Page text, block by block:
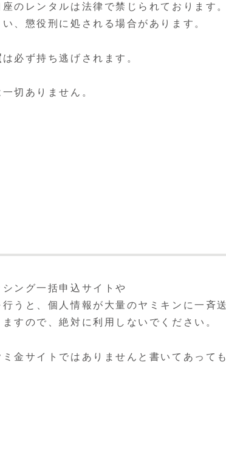
のレンタルは法律で禁じられております。
、懲役刑に処される場合があります。
は必ず持ち逃げされます。
切ありません。
ング一括申込サイトや
うと、個人情報が大量のヤミキンに一斉
すので、絶対に利用しないでください。
金サイトではありませんと書いてあって